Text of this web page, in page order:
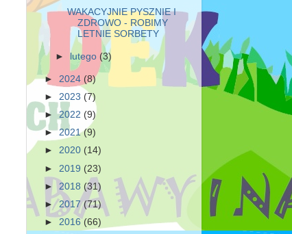
WAKACYJNIE PYSZNIE I
ZDROWO - ROBIMY
LETNIE SORBETY
► lutego (3)
► 2024 (8)
► 2023 (7)
►2022 (9)
►2021(9)
► 2020 (14)
► 2019 (23)
► 2018 (31)
►2017(71)
► 2016 (66)